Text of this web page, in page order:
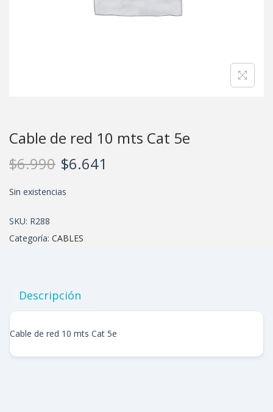
Cable de red 10 mts Cat 5e
$6.990 $6.641
Sin existencias
SKU: R288
Categoría: CABLES
Descripción
Cable de red 10 mts Cat 5e